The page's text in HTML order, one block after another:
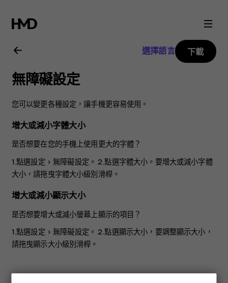
Nokia
X20
用
戶
指
南
選擇語言 下載
無障礙設定
您可以變更各種設定，讓手機更容易使用。
增大或減小字體大小
是否想要在您的手機上使用更大的字體？
1.點選設定 > 無障礙設定 。 2.點選字體大小 。要增大或減小字體
大小，請拖曳字體大小級別滑桿。
增大或減小顯示大小
是否想要增大或減小螢幕上顯示的項目？
1.點選設定 > 無障礙設定 。 2.點選顯示大小 ，要調整顯示大小，
請拖曳顯示大小級別滑桿。